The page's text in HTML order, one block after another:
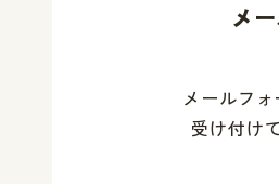
メ
メールフ
受け付け